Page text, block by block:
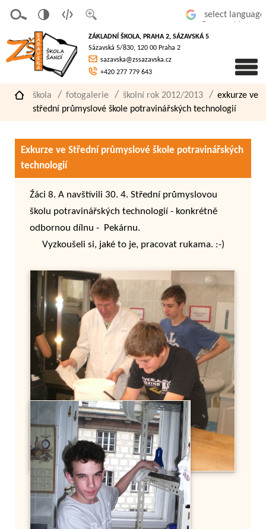
písmo
á
verze
pro
slaboz
raké
ZÁKLADNÍ ŠKOLA, PRAHA 2, SÁZAVSKÁ 5
Sázavská 5/830, 120 00 Praha 2
sazavska@zssazavska.cz
+420 277 779 643
škola fotogalerie školní rok 2012/2013
exkurze ve
střední průmyslové škole potravinářských technologií
Exkurze ve Střední průmyslové škole potravinářských
technologií
Źáci 8. A navštívili 30. 4. Střední průmyslovou
školu potravinářských technologií - konkrétně
odbornou dílnu - Pekárnu.
Vyzkoušeli si, jaké to je, pracovat rukama. :-)